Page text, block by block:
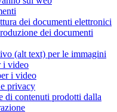
dei documenti elettronici
dei documenti
(alt text) per le immagini
i video
i video
privacy
di contenuti prodotti dalla